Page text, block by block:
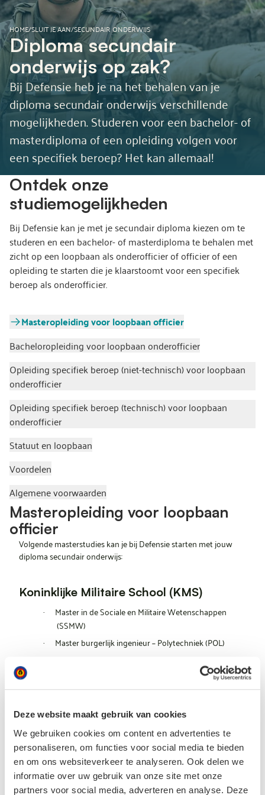
Deze website maakt gebruik van cookies
We gebruiken cookies om content en advertenties te
personaliseren, om functies voor social media te bieden
en om ons websiteverkeer te analyseren. Ook delen we
informatie over uw gebruik van onze site met onze
partners voor social media, adverteren en analyse. Deze
HOME/SLUIT JE AAN/SECUNDAIR ONDERWIJS
Diploma secundair
onderwijs op zak?
Bij Defensie heb je na het behalen van je
diploma secundair onderwijs verschillende
mogelijkheden. Studeren voor een bachelor- of
masterdiploma of een opleiding volgen voor
een specifiek beroep? Het kan allemaal!
Ontdek onze
studiemogelijkheden
Bij Defensie kan je met je secundair diploma kiezen om te
studeren en een bachelor- of masterdiploma te behalen met
zicht op een loopbaan als onderofficier of officier of een
opleiding te starten die je klaarstoomt voor een specifiek
beroep als onderofficier.
Masteropleiding voor loopbaan officier
Bacheloropleiding voor loopbaan onderofficier
Opleiding specifiek beroep (niet-technisch) voor loopbaan
onderofficier
Opleiding specifiek beroep (technisch) voor loopbaan
onderofficier
Statuut en loopbaan
Voordelen
Algemene voorwaarden
Masteropleiding voor loopbaan
officier
Volgende masterstudies kan je bij Defensie starten met jouw
diploma secundair onderwijs:
Koninklijke Militaire School (KMS)
·
Master in de Sociale en Militaire Wetenschappen
(SSMW)
· Master burgerlijk ingenieur – Polytechniek (POL)
Burgeruniversiteit of hogeschool (Extra
· Master industrieel ingenieur
· Master in de geneeskunde
· Master in de tandheelkunde
Master nautische wetenschappen